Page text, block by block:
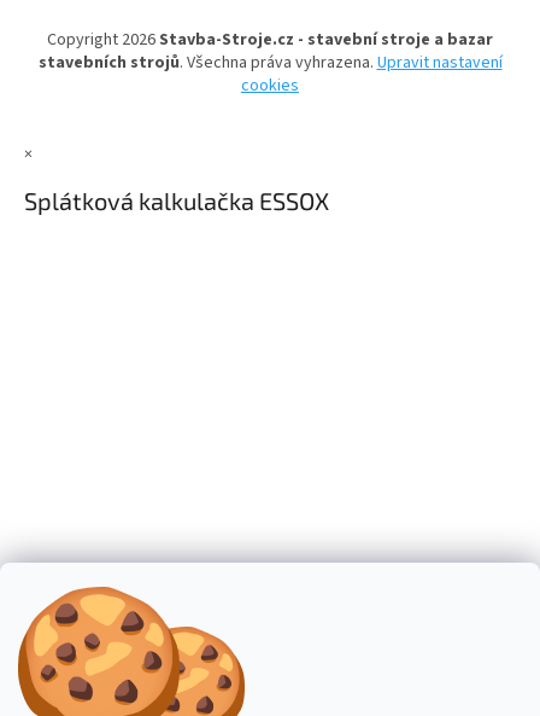
í
p
r
v
ý
p
Copyright 2026Stavba-Stroje.cz - stavební stroje a bazar
stavebních strojů. Všechna práva vyhrazena.Upravit nastavení
cookies
×
Splátková kalkulačka ESSOX